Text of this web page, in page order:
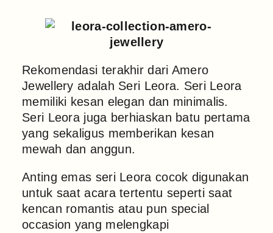
Rekomendasi terakhir dari Amero
Jewellery adalah Seri Leora. Seri Leora
memiliki kesan elegan dan minimalis.
Seri Leora juga berhiaskan batu pertama
yang sekaligus memberikan kesan
mewah dan anggun.
Anting emas seri Leora cocok digunakan
untuk saat acara tertentu seperti saat
kencan romantis atau pun special
occasion yang melengkapi